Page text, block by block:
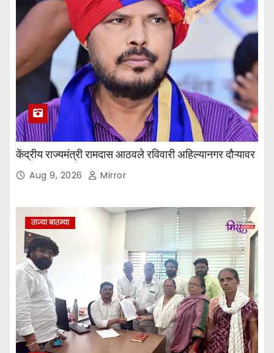
केंद्रीय राज्यमंत्री रामदास आठवले रविवारी अहिल्यानगर दौऱ्यावर
Aug 9, 2026 Mirror
ताज्या बातम्या